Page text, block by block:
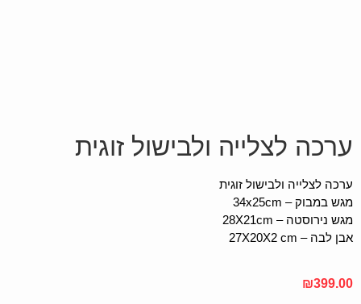
ערכה לצלייה ולבישול זוגית
ערכה לצלייה ולבישול זוגית
מגש במבוק – 34x25cm
מגש נירוסטה – 28X21cm
אבן לבה – 27X20X2 cm
₪399.00